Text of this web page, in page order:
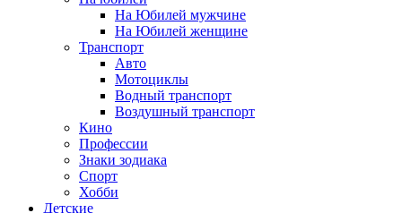
На Юбилей мужчине
На Юбилей женщине
Транспорт
Авто
Мотоциклы
Водный транспорт
Воздушный транспорт
Кино
Профессии
Знаки зодиака
Спорт
Хобби
Детские